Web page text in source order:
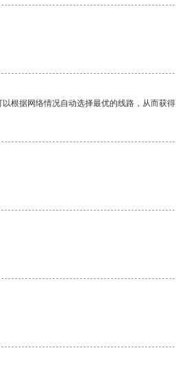
根据网络情况自动选择最优的线路，从而获得